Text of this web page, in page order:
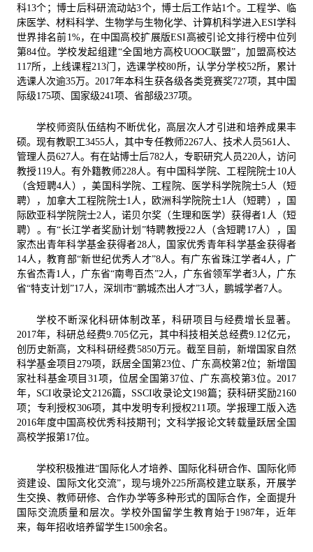
科13个；博士后科研流动站3个，博士后工作站1个。工程学、临
床医学、材料科学、生物学与生物化学、计算机科学进入ESI学科
世界排名前1%，在中国高校扩展版ESI 高被引论文排行榜中位列
第84位。学校发起组建“全国地方高校UOOC联盟”，加盟高校达
117所，上线课程213门，选课学校80所，认学分学校52所，累计
选课人次逾35万。2017年本科生获各级各类竞赛奖727项，其中国
际级175项、国家级241项、省部级237项。
学校师资队伍结构不断优化，高层次人才引进和培养成果丰
硕。现有教职工3455人，其中专任教师2267人、技术人员561人、
管理人员627人。有在站博士后782人，专职研究人员220人，访问
教授119人。有外籍教师228人。有中国科学院、工程院院士10人
（含短聘4人），美国科学院、工程院、医学科学院院士5人（短
聘），加拿大工程院院士1人，欧洲科学院院士1人（短聘），国
际欧亚科学院院士2人，诺贝尔奖（生理和医学）获得者1 人（短
聘）。有“长江学者奖励计划”特聘教授22人（含短聘17人），国
家杰出青年科学基金获得者28人，国家优秀青年科学基金获得者
14人， 教育部“新世纪优秀人才”8人。有广东省珠江学者4人，广
东省杰青1人，广东省“南粤百杰”2人，广东省领军学者3人，广东
省“特支计划”17人，深圳市“鹏城杰出人才”3人，鹏城学者7人。
学校不断深化科研体制改革，科研项目与经费增长显著。
2017年，科研总经费9.705亿元，其中科技相关总经费9.12亿元，
创历史新高，文科科研经费5850万元。截至目前，新增国家自然
科学基金项目 279项，跃居全国第23位、广东高校第 2位；新增国
家社科基金项目 31 项，位居全国第37位、广东高校第3位。 2017
年， SCI 收录论文2126篇， SSCI收录论文198篇；获科研奖励2160
项；专利授权306项，其中发明专利授权211 项。学报理工版入选
2016年度中国高校优秀科技期刊；文科学报论文转载量跃居全国
高校学报第17位。
学校积极推进“国际化人才培养、国际化科研合作、国际化师
资建设、国际文化交流”，现与境外225所高校建立联系，开展学
生交换、教师研修、合作办学等多种形式的国际合作，全面提升
国际交流质量和层次。学校外国留学生教育始于1987年，近年
来，每年招收培养留学生1500余名。